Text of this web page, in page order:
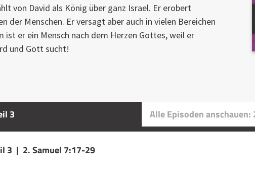
von David als König über ganz Israel. Er erobert
der Menschen. Er versagt aber auch in vielen Bereichen
ist er ein Mensch nach dem Herzen Gottes, weil er
und Gott sucht!
3 Alle Episoden anschauen:
3 | 2. Samuel 7:17-29